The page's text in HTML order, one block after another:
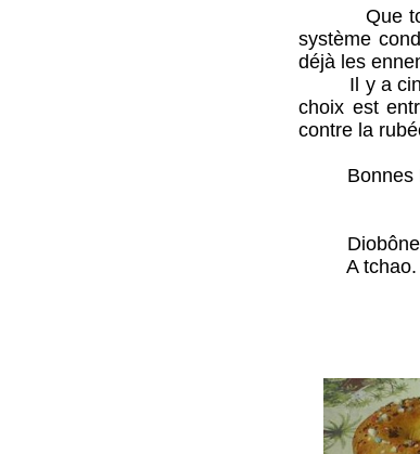
Que tout
système
déjà les
Il y a cinq
choix est
contre la
Bonnes
A tchao.